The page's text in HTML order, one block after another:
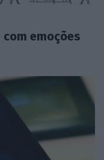
emoções